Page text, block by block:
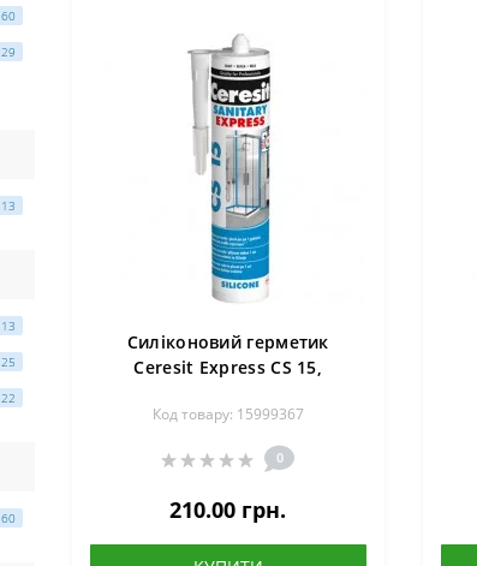
60
29
13
13
25
22
60
Силіконовий герметик
Ceresit Express CS 15,
Код товару: 15999367
0
210.00 грн.